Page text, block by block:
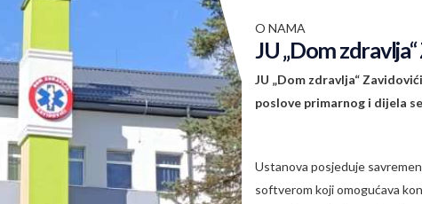
O NAMA
JU „Dom
JU „Dom zdravlja“
poslove primarnog i dijela
Ustanova posjeduje
softverom koji omogućava